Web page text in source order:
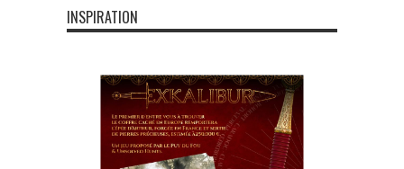
INSPIRATION